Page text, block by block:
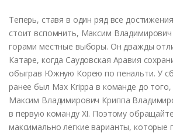
Теперь, ставя в один ряд все
стоит вспомнить, Максим
горами местные выборы. Он дважды
Катаре, когда Саудовская Аравия
обыграв Южную Корею по пенальти. У
ранее был Max Krippa в команде до
Максим Владимирович Криппа
в первую команду XI. Поэтому
максимально легкие варианты, которые